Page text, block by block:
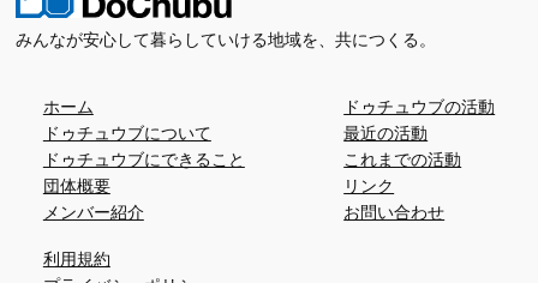
みんなが安心して暮らしていける地域を、共につくる。
ホーム
ドゥチュウブについて
ドゥチュウブにできること
団体概要
メンバー紹介
ドゥチュウブの活動
最近の活動
これまでの活動
リンク
お問い合わせ
利用規約